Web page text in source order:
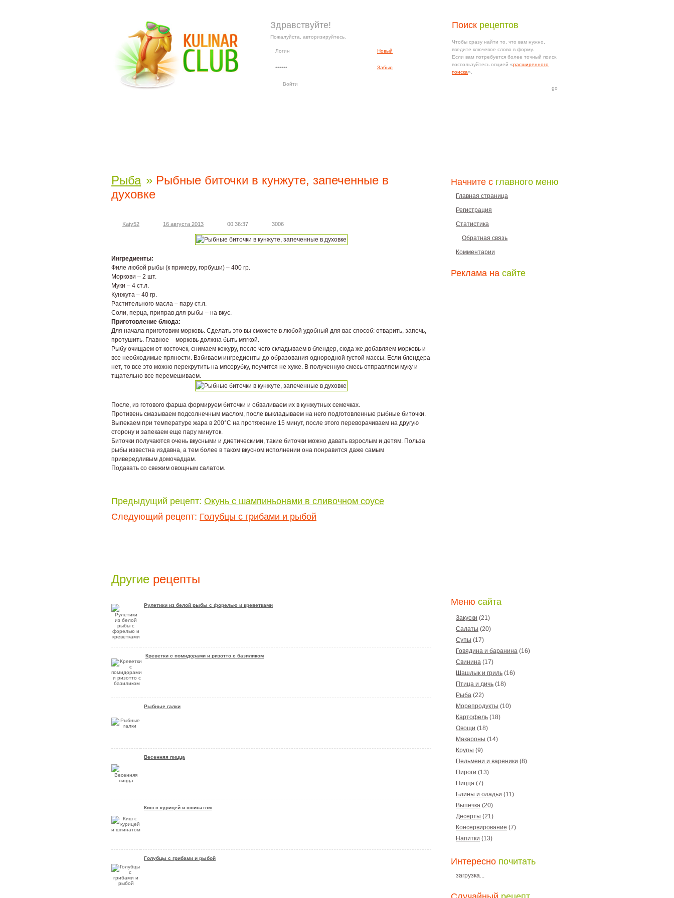
Здравствуйте!
Пожалуйста, авторизируйтесь.
Новый
Забыл
Поиск рецептов
Чтобы сразу найти то, что вам нужно,
введите ключевое слово в форму.
Если вам потребуется более точный поиск,
воспользуйтесь опцией «расширенного
поиска».
Рыба » Рыбные биточки в кунжуте, запеченные в
духовке
Katy52 16 августа 2013 00:36:37 3006
Ингредиенты:
Филе любой рыбы (к примеру, горбуши) – 400 гр.
Моркови – 2 шт.
Муки – 4 ст.л.
Кунжута – 40 гр.
Растительного масла – пару ст.л.
Соли, перца, приправ для рыбы – на вкус.
Приготовление блюда:
Для начала приготовим морковь. Сделать это вы сможете в любой удобный для вас способ: отварить, запечь,
протушить. Главное – морковь должна быть мягкой.
Рыбу очищаем от косточек, снимаем кожуру, после чего складываем в блендер, сюда же добавляем морковь и
все необходимые пряности. Взбиваем ингредиенты до образования однородной густой массы. Если блендера
нет, то все это можно перекрутить на мясорубку, поучится не хуже. В полученную смесь отправляем муку и
тщательно все перемешиваем.
После, из готового фарша формируем биточки и обваливаем их в кунжутных семечках.
Противень смазываем подсолнечным маслом, после выкладываем на него подготовленные рыбные биточки.
Выпекаем при температуре жара в 200°С на протяжение 15 минут, после этого переворачиваем на другую
сторону и запекаем еще пару минуток.
Биточки получаются очень вкусными и диетическими, такие биточки можно давать взрослым и детям. Польза
рыбы известна издавна, а тем более в таком вкусном исполнении она понравится даже самым
привередливым домочадцам.
Подавать со свежим овощным салатом.
Предыдущий рецепт: Окунь с шампиньонами в сливочном соусе
Следующий рецепт: Голубцы с грибами и рыбой
Другие рецепты
Рулетики из белой рыбы с форелью и креветками
Креветки с помидорами и ризотто с базиликом
Рыбные галки
Весенняя пицца
Киш с курицей и шпинатом
Голубцы с грибами и рыбой
Начните с главного меню
Главная страница
Регистрация
Статистика
Обратная связь
Комментарии
Реклама на сайте
Меню сайта
Закуски (21)
Салаты (20)
Супы (17)
Говядина и баранина (16)
Свинина (17)
Шашлык и гриль (16)
Птица и дичь (18)
Рыба (22)
Морепродукты (10)
Картофель (18)
Овощи (18)
Макароны (14)
Крупы (9)
Пельмени и вареники (8)
Пироги (13)
Пицца (7)
Блины и оладьи (11)
Выпечка (20)
Десерты (21)
Консервирование (7)
Напитки (13)
Интересно почитать
загрузка...